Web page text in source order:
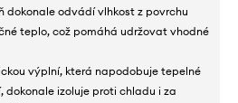
dokonale odvádí vlhkost z povrchu
teplo, což pomáhá udržovat vhodné
výplní, která napodobuje tepelné
izoluje proti chladu i za